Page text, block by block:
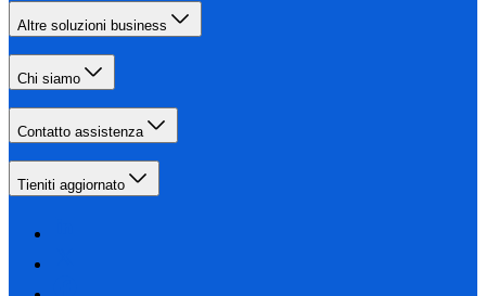
Altre soluzioni business
Chi siamo
Contatto assistenza
Tieniti aggiornato